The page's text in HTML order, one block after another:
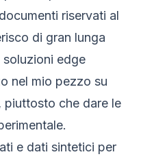
riservati al
di gran lunga
edge
nel mio pezzo su
piuttosto che dare le
e dati sintetici per